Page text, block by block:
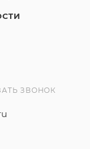
ЗВОНОК